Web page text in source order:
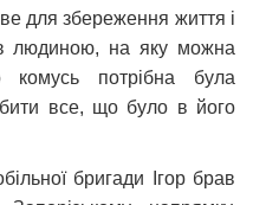
для збереження життя і
людиною, на яку можна
комусь потрібна була
все, що було в його
бригади Ігор брав